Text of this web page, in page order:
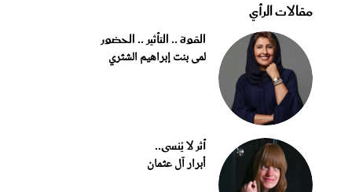
مقالات الرأي
القوة .. التأثير .. الحضور
لمى بنت إبراهيم الشثري
أثر لا يُنسى..
أبرار آل عثمان